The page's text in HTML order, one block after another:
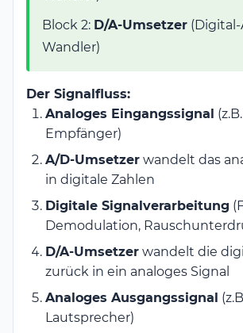
Block 2: D/A-Umsetzer
Wandler)
Der Signalfluss:
Analoges Eingangssignal
Empfänger)
A/D-Umsetzer wandelt das
in digitale Zahlen
Digitale Signalverarbeitung
Demodulation,
D/A-Umsetzer wandelt die
zurück in ein analoges Signal
Analoges Ausgangssignal
Lautsprecher)